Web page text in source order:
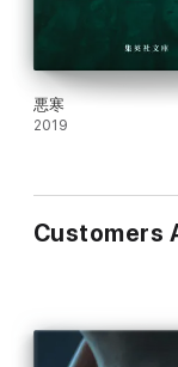
悪寒
2019
Customers